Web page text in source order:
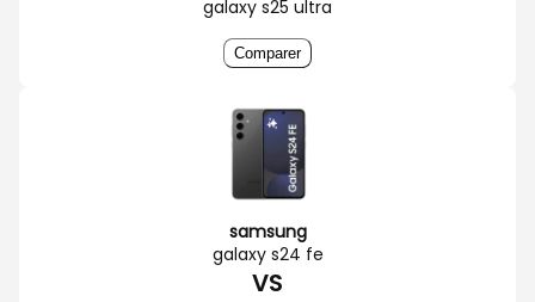
galaxy s25 ultra
Comparer
samsung
galaxy s24 fe
VS